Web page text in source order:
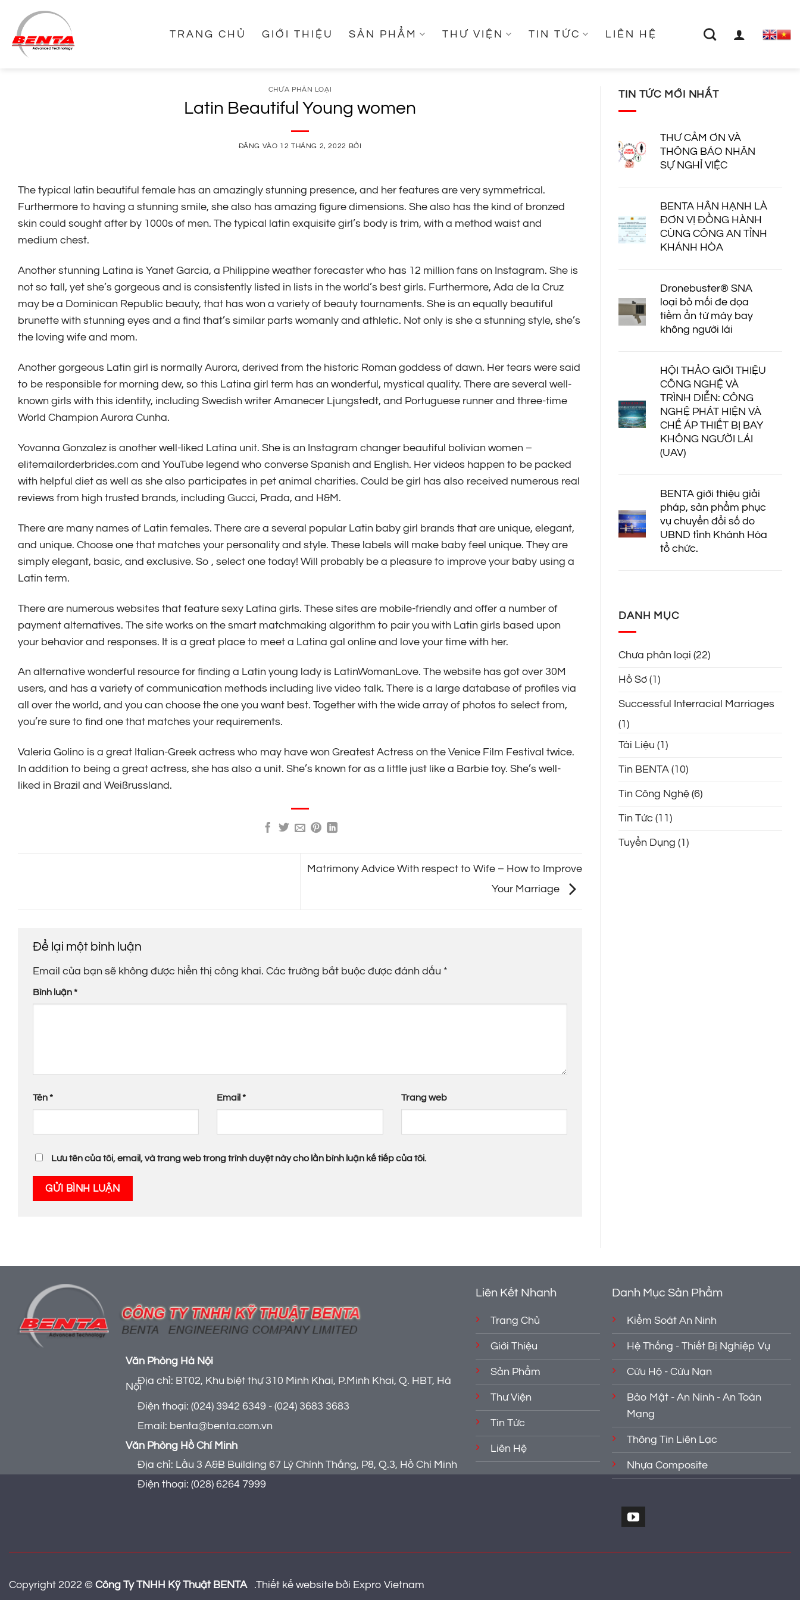
nội
dung
TRANG CHỦ GIỚI THIỆU SẢN PHẨM THƯ VIỆN TIN TỨC LIÊN HỆ
CHƯA PHÂN LOẠI
Latin Beautiful Young women
ĐĂNG VÀO 12 THÁNG 2, 2022 BỞI
The typical latin beautiful female has an amazingly stunning presence, and her features are very symmetrical.
Furthermore to having a stunning smile, she also has amazing figure dimensions. She also has the kind of bronzed
skin could sought after by 1000s of men. The typical latin exquisite girl’s body is trim, with a method waist and
medium chest.
Another stunning Latina is Yanet Garcia, a Philippine weather forecaster who has 12 million fans on Instagram. She is
not so tall, yet she’s gorgeous and is consistently listed in lists in the world’s best girls. Furthermore, Ada de la Cruz
may be a Dominican Republic beauty, that has won a variety of beauty tournaments. She is an equally beautiful
brunette with stunning eyes and a find that’s similar parts womanly and athletic. Not only is she a stunning style, she’s
the loving wife and mom.
Another gorgeous Latin girl is normally Aurora, derived from the historic Roman goddess of dawn. Her tears were said
to be responsible for morning dew, so this Latina girl term has an wonderful, mystical quality. There are several well-
known girls with this identity, including Swedish writer Amanecer Ljungstedt, and Portuguese runner and three-time
World Champion Aurora Cunha.
Yovanna Gonzalez is another well-liked Latina unit. She is an Instagram changer beautiful bolivian women –
elitemailorderbrides.com and YouTube legend who converse Spanish and English. Her videos happen to be packed
with helpful diet as well as she also participates in pet animal charities. Could be girl has also received numerous real
reviews from high trusted brands, including Gucci, Prada, and H&M.
There are many names of Latin females. There are a several popular Latin baby girl brands that are unique, elegant,
and unique. Choose one that matches your personality and style. These labels will make baby feel unique. They are
simply elegant, basic, and exclusive. So , select one today! Will probably be a pleasure to improve your baby using a
Latin term.
There are numerous websites that feature sexy Latina girls. These sites are mobile-friendly and offer a number of
payment alternatives. The site works on the smart matchmaking algorithm to pair you with Latin girls based upon
your behavior and responses. It is a great place to meet a Latina gal online and love your time with her.
An alternative wonderful resource for finding a Latin young lady is LatinWomanLove. The website has got over 30M
users, and has a variety of communication methods including live video talk. There is a large database of profiles via
all over the world, and you can choose the one you want best. Together with the wide array of photos to select from,
you’re sure to find one that matches your requirements.
Valeria Golino is a great Italian-Greek actress who may have won Greatest Actress on the Venice Film Festival twice.
In addition to being a great actress, she has also a unit. She’s known for as a little just like a Barbie toy. She’s well-
liked in Brazil and Weißrussland.
Matrimony Advice With respect to Wife – How to Improve
Your Marriage
Để lại một bình luận
Email của bạn sẽ không được hiển thị công khai. Các trường bắt buộc được đánh dấu *
Bình luận*
Tên* Email* Trang web
Lưu tên của tôi, email, và trang web trong trình duyệt này cho lần bình luận kế tiếp của tôi.
TIN TỨC MỚI NHẤT
THƯ CẢM ƠN VÀ
THÔNG BÁO NHÂN
SỰ NGHỈ VIỆC
BENTA HÂN HẠNH LÀ
ĐƠN VỊ ĐỒNG HÀNH
CÙNG CÔNG AN TỈNH
KHÁNH HÒA
Dronebuster®️ SNA
loại bỏ mối đe dọa
tiềm ẩn từ máy bay
không người lái
HỘI THẢO GIỚI THIỆU
CÔNG NGHỆ VÀ
TRÌNH DIỄN: CÔNG
NGHỆ PHÁT HIỆN VÀ
CHẾ ÁP THIẾT BỊ BAY
KHÔNG NGƯỜI LÁI
(UAV)
BENTA giới thiệu giải
pháp, sản phẩm phục
vụ chuyển đổi số do
UBND tỉnh Khánh Hòa
tổ chức.
DANH MỤC
Chưa phân loại (22)
Hồ Sơ (1)
Successful Interracial Marriages
(1)
Tài Liệu (1)
Tin BENTA (10)
Tin Công Nghệ (6)
Tin Tức (11)
Tuyển Dụng (1)
Văn Phòng Hà Nội
Địa chỉ: BT02, Khu biệt thự 310 Minh Khai, P.Minh Khai, Q. HBT, Hà
Nội
Điện thoại: (024) 3942 6349 - (024) 3683 3683
Email: benta@benta.com.vn
Văn Phòng Hồ Chí Minh
Địa chỉ: Lầu 3 A&B Building 67 Lý Chính Thắng, P8, Q.3, Hồ Chí Minh
Điện thoại: (028) 6264 7999
Liên Kết Nhanh
Trang Chủ
Giới Thiệu
Sản Phẩm
Thư Viện
Tin Tức
Liên Hệ
Danh Mục Sản Phẩm
Kiểm Soát An Ninh
Hệ Thống - Thiết Bị Nghiệp Vụ
Cứu Hộ - Cứu Nạn
Bảo Mật - An Ninh - An Toàn
Mạng
Thông Tin Liên Lạc
Nhựa Composite
Copyright 2022 © Công Ty TNHH Kỹ Thuật BENTA .Thiết kế website bởi Expro Vietnam